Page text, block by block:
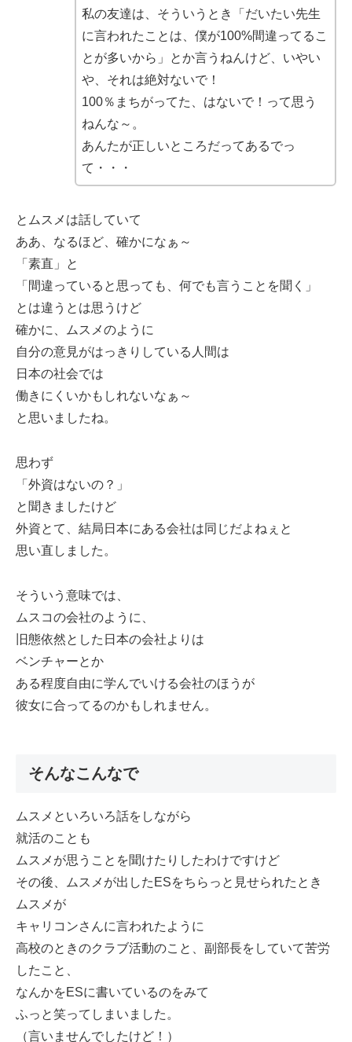
私の友達は、そういうとき「だいたい先生
に言われたことは、僕が100%間違ってるこ
とが多いから」とか言うねんけど、いやい
や、それは絶対ないで！
100％まちがってた、はないで！って思う
ねんな～。
あんたが正しいところだってあるでっ
て・・・
とムスメは話していて
ああ、なるほど、確かになぁ～
「素直」と
「間違っていると思っても、何でも言うことを聞く」
とは違うとは思うけど
確かに、ムスメのように
自分の意見がはっきりしている人間は
日本の社会では
働きにくいかもしれないなぁ～
と思いましたね。
思わず
「外資はないの？」
と聞きましたけど
外資とて、結局日本にある会社は同じだよねぇと
思い直しました。
そういう意味では、
ムスコの会社のように、
旧態依然とした日本の会社よりは
ベンチャーとか
ある程度自由に学んでいける会社のほうが
彼女に合ってるのかもしれません。
そんなこんなで
ムスメといろいろ話をしながら
就活のことも
ムスメが思うことを聞けたりしたわけですけど
その後、ムスメが出したESをちらっと見せられたとき
ムスメが
キャリコンさんに言われたように
高校のときのクラブ活動のこと、副部長をしていて苦労
したこと、
なんかをESに書いているのをみて
ふっと笑ってしまいました。
（言いませんでしたけど！）